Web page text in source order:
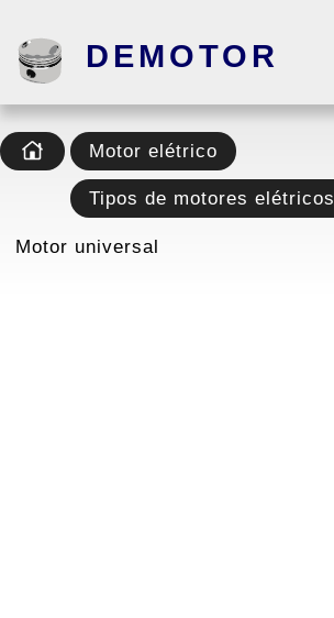
DEMOTOR
Motor elétrico
Tipos de motores elétricos
Motor universal